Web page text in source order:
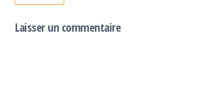
Laisser un commentaire